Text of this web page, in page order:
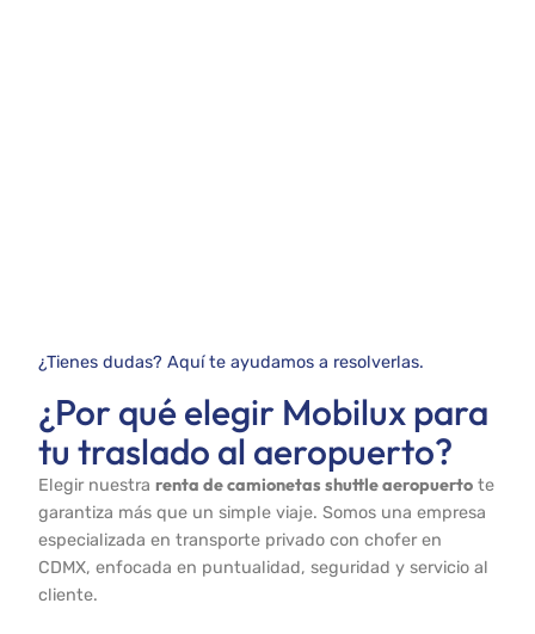
¿Tienes dudas? Aquí te ayudamos a resolverlas.
¿Por qué elegir Mobilux para
tu traslado al aeropuerto?
Elegir nuestrarenta de camionetas shuttle aeropuerto te
garantiza más que un simple viaje. Somos una empresa
especializada en transporte privado con chofer en
CDMX, enfocada en puntualidad, seguridad y servicio al
cliente.